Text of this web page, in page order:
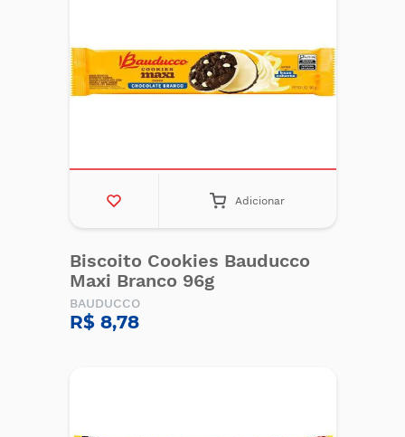
Adicionar
Biscoito Cookies Bauducco
Maxi Branco 96g
BAUDUCCO
R$ 8,78